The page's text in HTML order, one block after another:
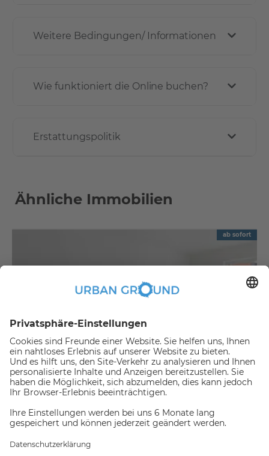
Weitere Bedingungen/ Informationen
Wie funktioniert die Online buchen?
Erstattungspolitik
Ähnliche Immobilien
ab sofort
€1.090,00 per month
Mitte:Mitte
57.88 m2 | 2Zimmer | Unmöbliert
Apartment Online gebucht,